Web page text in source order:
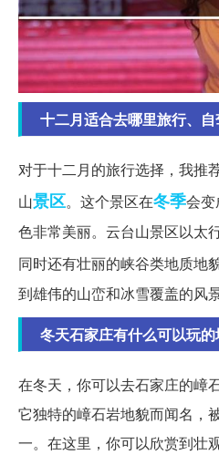
十二月适合去哪里旅行、
对于十二月的旅行选择，我推
山景区。这个景区在冬季会
色非常美丽。云台山景区以太
同时还有壮丽的峡谷类地质地
到雄伟的山峦和冰雪覆盖的风景
冬天石家庄有什么可以玩
在冬天，你可以去石家庄的嶂
它独特的嶂石岩地貌而闻名，
一。在这里，你可以欣赏到壮